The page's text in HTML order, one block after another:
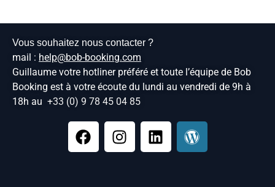
Vous souhaitez nous contacter ?
mail : help@bob-booking.com
Guillaume votre hotliner préféré et toute l’équipe de Bob
Booking est à votre écoute du lundi au vendredi de 9h à
18h au +33 (0) 9 78 45 04 85